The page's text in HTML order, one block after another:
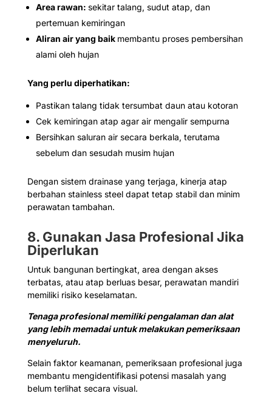
Area rawan: sekitar talang, sudut atap, dan
pertemuan kemiringan
Aliran air yang baik membantu proses pembersihan
alami oleh hujan
Yang perlu diperhatikan:
Pastikan talang tidak tersumbat daun atau kotoran
Cek kemiringan atap agar air mengalir sempurna
Bersihkan saluran air secara berkala, terutama
sebelum dan sesudah musim hujan
Dengan sistem drainase yang terjaga, kinerja atap
berbahan stainless steel dapat tetap stabil dan minim
perawatan tambahan.
8. Gunakan Jasa Profesional Jika
Diperlukan
Untuk bangunan bertingkat, area dengan akses
terbatas, atau atap berluas besar, perawatan mandiri
memiliki risiko keselamatan.
Tenaga profesional memiliki pengalaman dan alat
yang lebih memadai untuk melakukan pemeriksaan
menyeluruh.
Selain faktor keamanan, pemeriksaan profesional juga
membantu mengidentifikasi potensi masalah yang
belum terlihat secara visual.